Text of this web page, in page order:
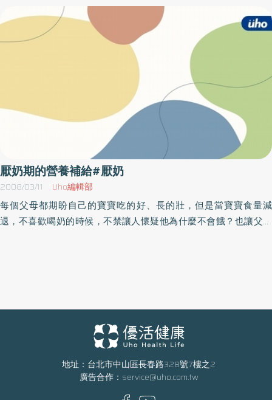
來越瘦。專家說發育不好會影響他的智能發展，到底該怎麼辦?一直
這樣下去，寶寶的營養會不會不夠?是不是生病了?小寶寶厭奶是許
多父母都很擔心的問題，寶寶厭食的發生時間，第一次通常在四個
月大左右。由於寶寶在這個時期，脖子肌肉張力變得比較好，開始
變成好奇寶寶，會對身邊的事物有濃濃的好奇心，因此會分散他吃
東西的注意力，所以第一次的厭食期多發生在這個時期；有些孩子
會提早在三個月大左右發生。而寶寶在六個月大以後，不會像之前
一樣奶量明顯增加，實際奶量甚至會開始停滯或逐漸減少，所以適
時添加足夠的副食品，可彌補奶量減少的營養需求。第二次的厭食
期，則在一歲左右。寶寶在這個時期，會只喝奶不想吃固體食物，
而出現明顯的厭食。一方面可能是孩子過晚添加副食品，一方面是
父母的餵食方式有問題，所以孩子習慣喝奶，而排斥固體食物。至
於寶寶一天到底要喝多少奶才夠？臺安醫院小兒科方旭彬醫師表
示，一般四個月以內寶寶計算奶量，是以孩子的體重和每天的餐次
來計算。以新生兒來說，體重約3公斤，一天約喝8餐，每餐的奶量
寶寶出現厭食的症狀，必須排除是疾病引起的厭食。如果厭奶合併
嘔吐、便秘、腹脹、腹瀉或發燒等症狀，就不能輕忽，必須立刻就
醫診治。至於心理性因素，主要是因為寶寶從出生至四、五個月
數孩子在持續一段時間後胃口會慢慢恢復（少數孩子並無明顯的厭
厭奶期的營養補給#厭奶
2008/03/11 Uho編輯部
每個父母都期盼自己的寶寶吃的好、長的壯，但是當寶寶食量減
退，不喜歡喝奶的時候，不禁讓人懷疑他為什麼不會餓？也讓父母
後就可開始吃副食品了。寶寶在吃了與牛奶不同的多樣化食物之
後，很可能會「喜新厭舊」，變得不再只鍾情於「牛奶」這種單一
口味的東西。3. 成長速度趨緩：此時的寶寶，其成長速度較趨緩
和，對營養與熱量的需求不像之前那麼大，因此不像新生兒時期愛
吃。4. 長牙的影響：寶寶大約6個月左右開始長牙，因而特別愛咬東
地址：台北市中山區長春路328號7樓之2
廣告合作： service@uho.com.tw